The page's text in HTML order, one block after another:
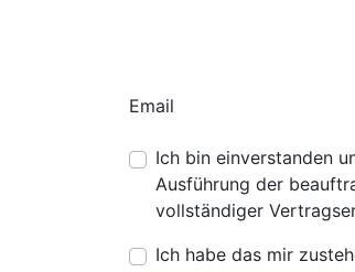
Email
Ich bin einverstanden
Ausführung der
vollständiger
Ich habe das mir